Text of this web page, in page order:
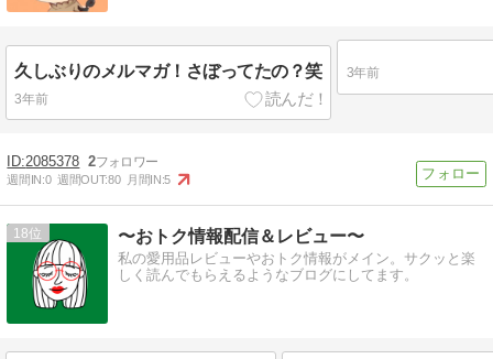
久しぶりのメルマガ！さぼってたの？笑
3年前
3年前
2085378 2
週間IN:0 週間OUT:80 月間IN:5
18 〜おトク情報配信＆レビュー〜
私の愛用品レビューやおトク情報がメイン。サクッと楽
しく読んでもらえるようなブログにしてます。